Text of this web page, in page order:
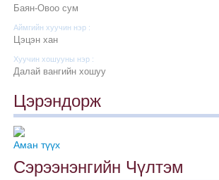
Баян-Овоо сум
Аймгийн хуучин нэр :
Цэцэн хан
Хуучин хошууны нэр :
Далай вангийн хошуу
Цэрэндорж
Аман түүх
Сэрээнэнгийн Чүлтэм